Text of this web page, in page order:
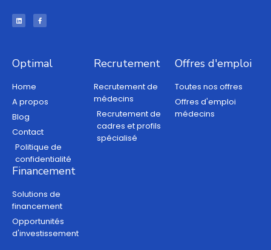
Optimal
Home
A propos
Blog
Contact
Politique de
confidentialité
Recrutement
Recrutement de
médecins
Recrutement de
cadres et profils
spécialisé
Offres d'emploi
Toutes nos offres
Offres d'emploi
médecins
Financement
Solutions de
financement
Opportunités
d'investissement